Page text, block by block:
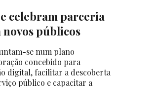
celebram parceria
públicos
se num plano
concebido para
digital, facilitar a descoberta
público e capacitar a